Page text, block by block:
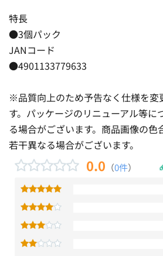
特長
●3個パック
JANコード
●4901133779633
※品質向上のため予告なく仕様を変
す。パッケージのリニューアル等に
る場合がございます。商品画像の色
若干異なる場合がございます。
0.0 （0件）